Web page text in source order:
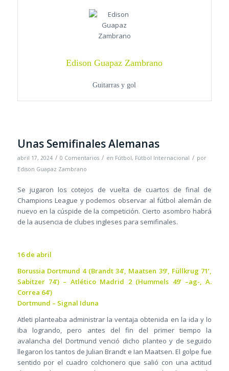
Edison Guapaz Zambrano
Guitarras y gol
Unas Semifinales Alemanas
abril 17, 2024 / 0 Comentarios / en Fútbol, Fútbol Internacional / por
Edison Guapaz Zambrano
Se jugaron los cotejos de vuelta de cuartos de final de
Champions League y podemos observar al fútbol alemán de
nuevo en la cúspide de la competición. Cierto asombro habrá
de la ausencia de clubes ingleses para semifinales.
16 de abril
Borussia Dortmund 4 (Brandt 34’, Maatsen 39’, Füllkrug 71’,
Sabitzer 74’) – Atlético Madrid 2 (Hummels 49’ –ag-, A.
Correa 64’)
Dortmund – Signal Iduna
Atleti planteaba administrar la ventaja obtenida en la ida y lo
iba logrando, pero antes del fin del primer tiempo la
avalancha del Dortmund venció dicho planteo y de seguido
llegaron los tantos de Julian Brandt e Ian Maatsen. El golpe fue
sentido por el cuadro colchonero que salió con una actitud